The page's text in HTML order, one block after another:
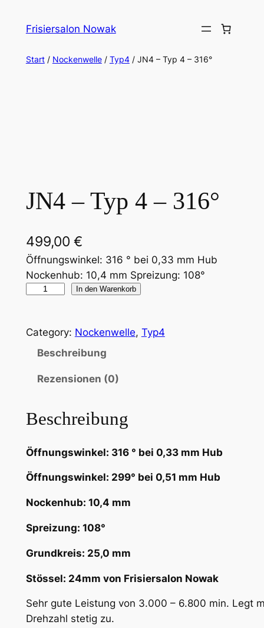
InhaltFrisiersalon Nowak
Start/ Nockenwelle/ Typ4/ JN4 – Typ 4 – 316°
JN4 – Typ 4 – 316°
499,00 €
Öffnungswinkel: 316 ° bei 0,33 mm Hub
Nockenhub: 10,4 mm Spreizung: 108°
–
–
3
6
°
e
g
e
In den Warenkorb
Category: Nockenwelle, Typ4
Beschreibung
Rezensionen (0)
Beschreibung
Öffnungswinkel: 316 ° bei 0,33 mm Hub
Öffnungswinkel: 299° bei 0,51 mm Hub
Nockenhub: 10,4 mm
Spreizung: 108°
Grundkreis: 25,0 mm
Stössel: 24mm von Frisiersalon Nowak
Sehr gute Leistung von 3.000 – 6.800 min. Legt
Drehzahl stetig zu.